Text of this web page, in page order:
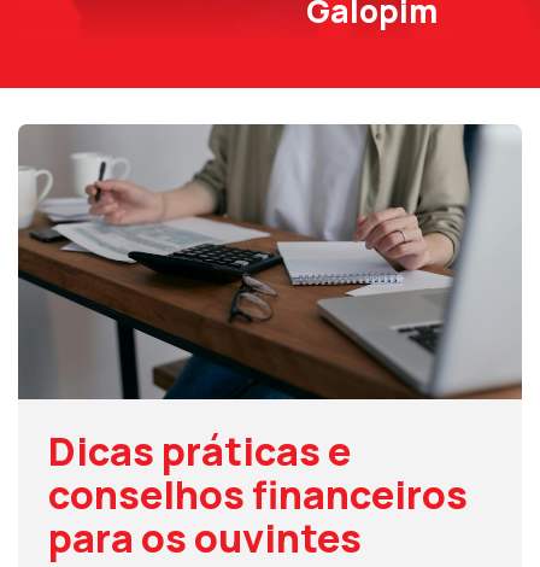
Galopim
Dicas práticas e
conselhos financeiros
para os ouvintes